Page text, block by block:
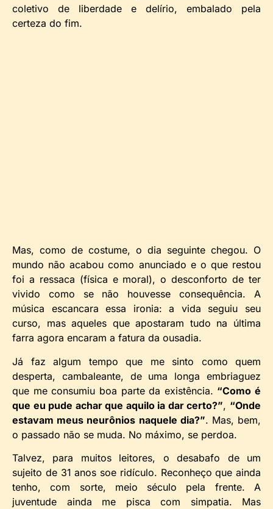
coletivo de liberdade e delírio, embalado pela
certeza do fim.
Mas, como de costume, o dia seguinte chegou. O
mundo não acabou como anunciado e o que restou
foi a ressaca (física e moral), o desconforto de ter
vivido como se não houvesse consequência. A
música escancara essa ironia: a vida seguiu seu
curso, mas aqueles que apostaram tudo na última
farra agora encaram a fatura da ousadia.
Já faz algum tempo que me sinto como quem
desperta, cambaleante, de uma longa embriaguez
que me consumiu boa parte da existência. “Como é
que eu pude achar que aquilo ia dar certo?”, “Onde
estavam meus neurônios naquele dia?”. Mas, bem,
o passado não se muda. No máximo, se perdoa.
Talvez, para muitos leitores, o desabafo de um
sujeito de 31 anos soe ridículo. Reconheço que ainda
tenho, com sorte, meio século pela frente. A
juventude ainda me pisca com simpatia. Mas